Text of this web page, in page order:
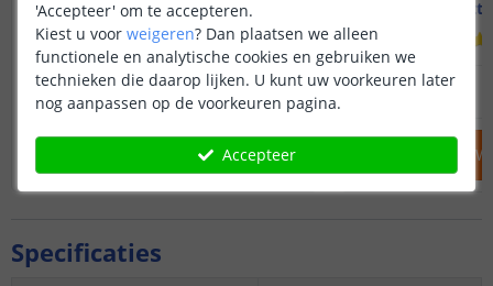
7 watt - Dual white
(20 reviews)
16 ,95
IN WINKELWAGEN
12 watt
IN
Specificaties
'Accepteer' om te accepteren.
Kiest u voor weigeren? Dan plaatsen we alleen
functionele en analytische cookies en gebruiken we
technieken die daarop lijken. U kunt uw voorkeuren later
nog aanpassen op de voorkeuren pagina.
Accepteer